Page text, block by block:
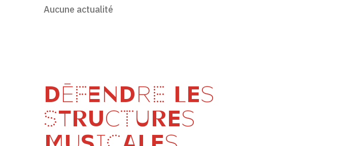
Aucune actualité
DÉFENDRE LES
STRUCTURES